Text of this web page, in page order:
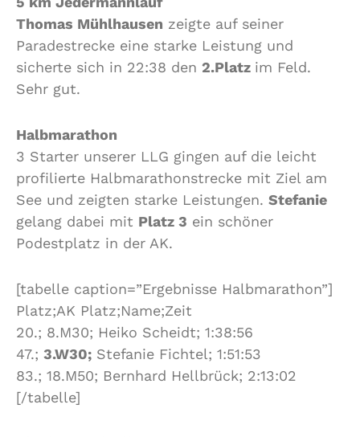
Thomas Mühlhausen zeigte auf seiner
Paradestrecke eine starke Leistung und
sicherte sich in 22:38 den 2.Platz im Feld.
Sehr gut.
Halbmarathon
3 Starter unserer LLG gingen auf die leicht
profilierte Halbmarathonstrecke mit Ziel am
See und zeigten starke Leistungen. Stefanie
gelang dabei mit Platz 3 ein schöner
Podestplatz in der AK.
[tabelle caption=”Ergebnisse Halbmarathon”]
Platz;AK Platz;Name;Zeit
20.; 8.M30; Heiko Scheidt; 1:38:56
47.; 3.W30; Stefanie Fichtel; 1:51:53
83.; 18.M50; Bernhard Hellbrück; 2:13:02
[/tabelle]